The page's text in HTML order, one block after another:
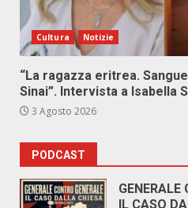
Cultura Notizie
“La ragazza eritrea.
Sinai”. Intervista a Isabella
3 Agosto 2026
PODCAST
GENERALE
IL CASO